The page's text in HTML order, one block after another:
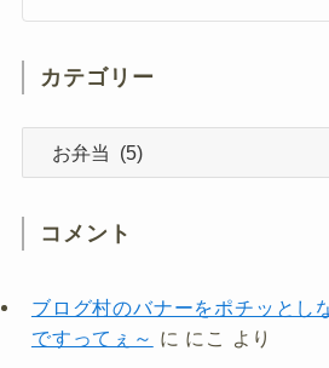
カテゴリー
コメント
ブログ村のバナーをポチッとし
ですってぇ～ に にこ より